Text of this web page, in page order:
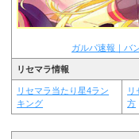
ガルパ速報｜バ
リセマラ情報
リセマラ当たり星4ラン
キング
リ
方